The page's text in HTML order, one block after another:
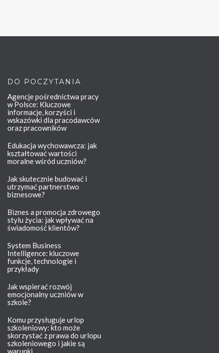
DO POCZYTANIA
Agencje pośrednictwa pracy
w Polsce: Kluczowe
informacje, korzyści i
wskazówki dla pracodawców
oraz pracowników
Edukacja wychowawcza: jak
kształtować wartości
moralne wśród uczniów?
Jak skutecznie budować i
utrzymać partnerstwo
biznesowe?
Biznes a promocja zdrowego
stylu życia: jak wpływać na
świadomość klientów?
System Business
Intelligence: kluczowe
funkcje, technologie i
przykłady
Jak wspierać rozwój
emocjonalny uczniów w
szkole?
Komu przysługuje urlop
szkoleniowy: kto może
skorzystać z prawa do urlopu
szkoleniowego i jakie są
warunki